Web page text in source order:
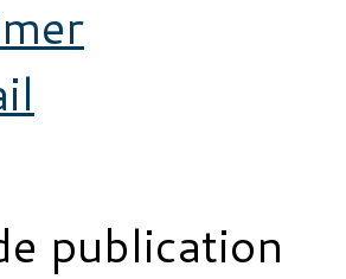
publication